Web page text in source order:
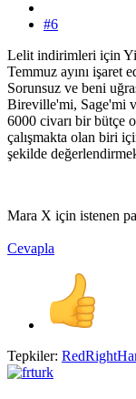
#6
Lelit indirimleri için
Temmuz ayını işaret
Sorunsuz ve beni
Bireville'mi, Sage'mi
6000 civarı bir bütçe
çalışmakta olan biri
şekilde
Mara X için istenen
Cevapla
Tepkiler: